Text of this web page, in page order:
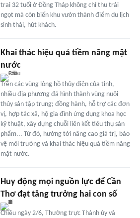
trai 32 tuổi ở Đồng Tháp không chỉ thu trái
ngọt mà còn biến khu vườn thành điểm du lịch
sinh thái, hút khách.
Khai thác hiệu quả tiềm năng mặt
nước
Trên các vùng lòng hồ thủy điện của tỉnh,
nhiều địa phương đã hình thành vùng nuôi
thủy sản tập trung; đồng hành, hỗ trợ các đơn
vị, hợp tác xã, hộ gia đình ứng dụng khoa học
kỹ thuật, xây dựng chuỗi liên kết tiêu thụ sản
phẩm... Từ đó, hướng tới nâng cao giá trị, bảo
vệ môi trường và khai thác hiệu quả tiềm năng
mặt nước.
Huy động mọi nguồn lực để Cần
Thơ đạt tăng trưởng hai con số
Chiều ngày 2/6, Thường trực Thành ủy và